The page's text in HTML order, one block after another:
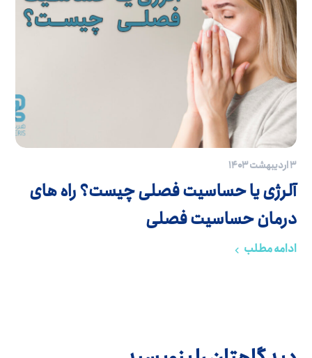
۳ اردیبهشت ۱۴۰۳
آلرژی یا حساسیت فصلی چیست؟ راه های
درمان حساسیت فصلی
ادامه مطلب